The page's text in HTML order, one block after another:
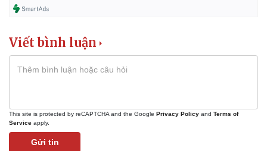
Viết bình luận
This site is protected by reCAPTCHA and the Google Privacy Policy and Terms of
Service apply.
Gửi tin